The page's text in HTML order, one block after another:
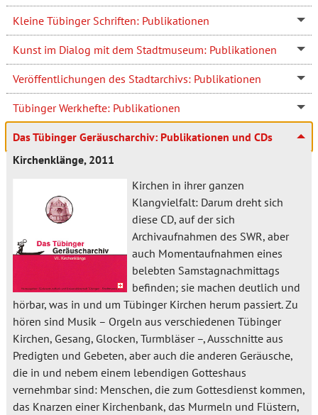
Kleine Tübinger Schriften: Publikationen
Kunst im Dialog mit dem Stadtmuseum: Publikationen
Veröffentlichungen des Stadtarchivs: Publikationen
Tübinger Werkhefte: Publikationen
Das Tübinger Geräuscharchiv: Publikationen und CDs
Kirchenklänge, 2011
Kirchen in ihrer ganzen
Klangvielfalt: Darum dreht sich
diese CD, auf der sich
Archivaufnahmen des SWR, aber
auch Momentaufnahmen eines
belebten Samstagnachmittags
befinden; sie machen deutlich und
hörbar, was in und um Tübinger Kirchen herum passiert. Zu
hören sind Musik – Orgeln aus verschiedenen Tübinger
Kirchen, Gesang, Glocken, Turmbläser –, Ausschnitte aus
Predigten und Gebeten, aber auch die anderen Geräusche,
die in und nebem einem lebendigen Gotteshaus
vernehmbar sind: Menschen, die zum Gottesdienst kommen,
das Knarzen einer Kirchenbank, das Murmeln und Flüstern,